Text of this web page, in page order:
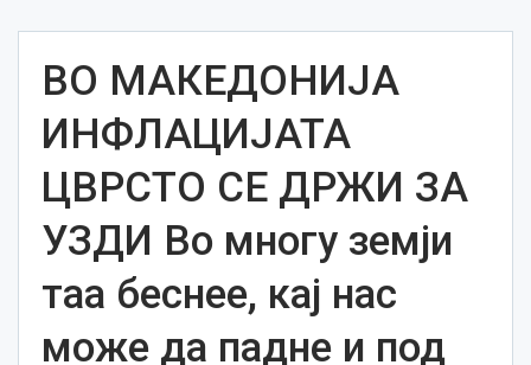
ВО МАКЕДОНИЈА
ИНФЛАЦИЈАТА
ЦВРСТО СЕ ДРЖИ ЗА
УЗДИ Во многу земји
таа беснее, кај нас
може да падне и под